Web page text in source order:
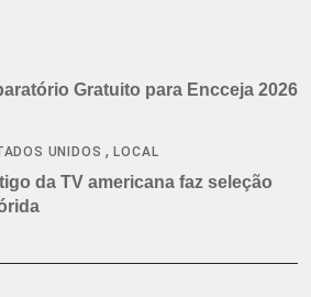
Gratuito para Encceja 2026
UNIDOS ,LOCAL
da TV americana faz seleção